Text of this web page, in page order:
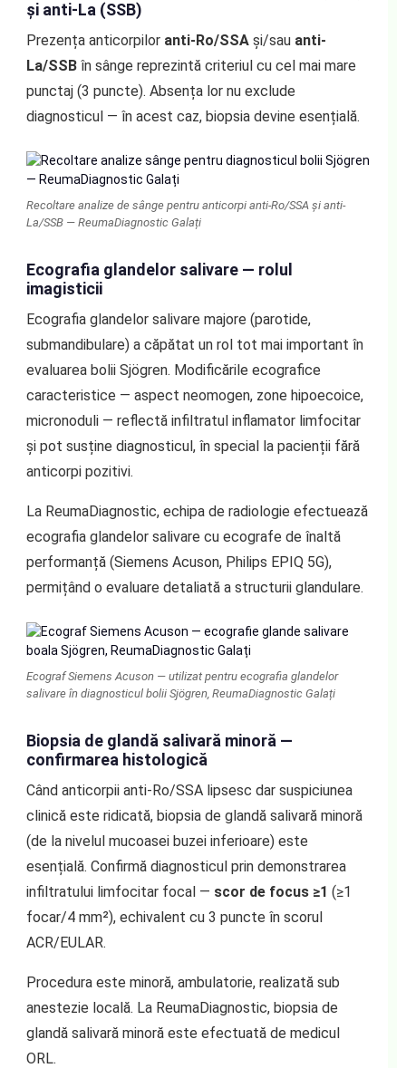
și anti-La (SSB)
Prezența anticorpilor anti-Ro/SSAși/sau anti-
La/SSBîn sânge reprezintă criteriul cu cel mai mare
punctaj (3 puncte). Absența lor nu exclude
diagnosticul — în acest caz, biopsia devine esențială.
Recoltare analize de sânge pentru anticorpi anti-Ro/SSA și anti-
La/SSB — ReumaDiagnostic Galați
Ecografia glandelor salivare — rolul
imagisticii
Ecografia glandelor salivare majore (parotide,
submandibulare) a căpătat un rol tot mai important în
evaluarea bolii Sjögren. Modificările ecografice
caracteristice — aspect neomogen, zone hipoecoice,
micronoduli — reflectă infiltratul inflamator limfocitar
și pot susține diagnosticul, în special la pacienții fără
anticorpi pozitivi.
La ReumaDiagnostic, echipa de radiologie efectuează
ecografia glandelor salivare cu ecografe de înaltă
performanță (Siemens Acuson, Philips EPIQ 5G),
permițând o evaluare detaliată a structurii glandulare.
Ecograf Siemens Acuson — utilizat pentru ecografia glandelor
salivare în diagnosticul bolii Sjögren, ReumaDiagnostic Galați
Biopsia de glandă salivară minoră —
confirmarea histologică
Când anticorpii anti-Ro/SSA lipsesc dar suspiciunea
clinică este ridicată, biopsia de glandă salivară minoră
(de la nivelul mucoasei buzei inferioare) este
esențială. Confirmă diagnosticul prin demonstrarea
infiltratului limfocitar focal — scor de focus ≥1 (≥1
focar/4 mm²), echivalent cu 3 puncte în scorul
ACR/EULAR.
Procedura este minoră, ambulatorie, realizată sub
anestezie locală. La ReumaDiagnostic, biopsia de
glandă salivară minoră este efectuată de medicul
ORL.